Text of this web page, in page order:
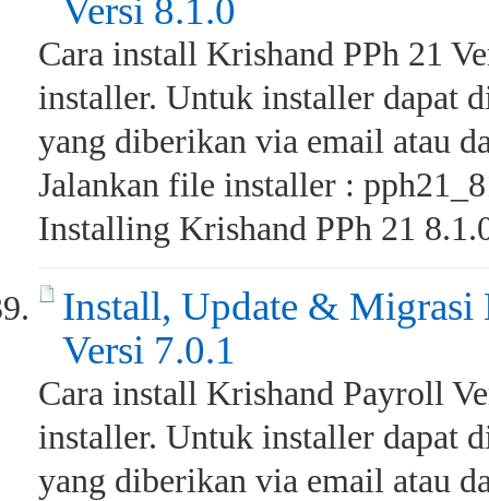
Versi 8.1.0
Cara install Krishand PPh 21
installer. Untuk installer dapat
yang diberikan via email atau
Jalankan file installer :
Installing Krishand PPh 21
Install, Update & Migrasi
Versi 7.0.1
Cara install Krishand Payroll
installer. Untuk installer dapat
yang diberikan via email atau